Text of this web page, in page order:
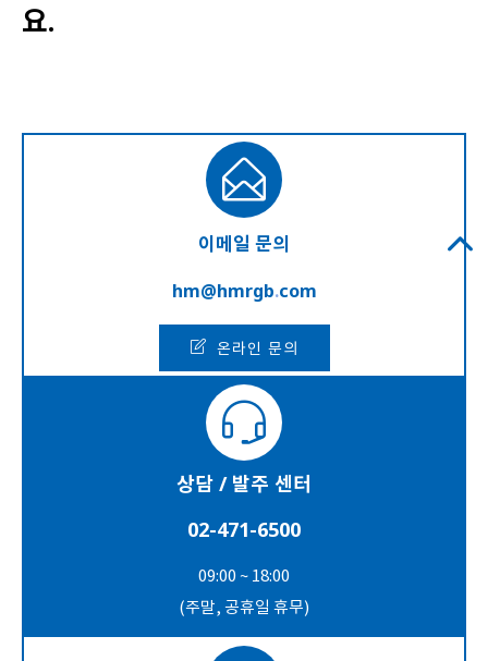
요.
이메일 문의
hm@hmrgb.com
온라인 문의
상담 / 발주 센터
02-471-6500
09:00 ~ 18:00
(주말, 공휴일 휴무)